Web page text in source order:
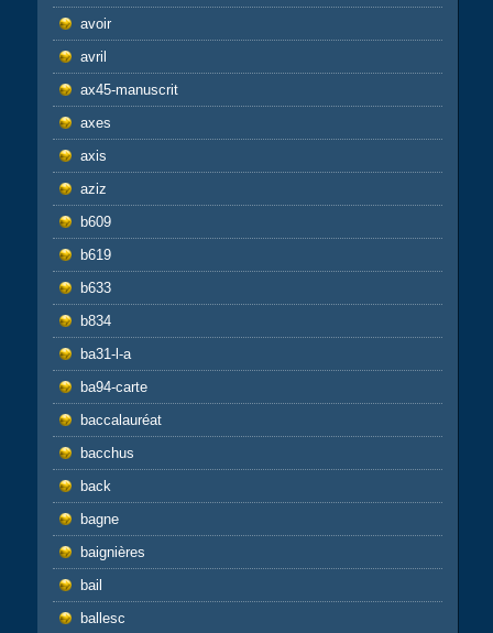
avoir
avril
ax45-manuscrit
axes
axis
aziz
b609
b619
b633
b834
ba31-l-a
ba94-carte
baccalauréat
bacchus
back
bagne
baignières
bail
ballesc